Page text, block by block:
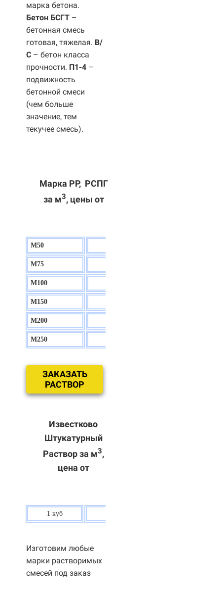
марка бетона.
Бетон БСГТ –
бетонная смесь
готовая, тяжелая. B/
С – бетон класса
прочности. П1-4 –
подвижность
бетонной смеси
(чем больше
значение, тем
текучее смесь).
Марка РР, РСПГ
за м3, цены от
М50
М75
М100
М150
М200
М250
ЗАКАЗАТЬ
РАСТВОР
Известково
Штукатурный
Раствор за м3,
цена от
1 куб
Изготовим любые
марки растворимых
смесей под заказ